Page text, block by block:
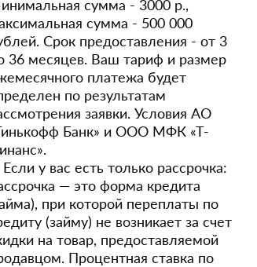
сумма - 3000 р.,
сумма - 500 000
Срок предоставления - от 3
36 месяцев. Ваш тариф и размер
платежа будет
по результатам
заявки. Условия АО
Банк» и ООО МФК «Т-
Если у вас есть только рассрочка:
— это форма кредита
при которой переплаты по
(займу) не возникает за счет
на товар, предоставляемой
Процентная ставка по